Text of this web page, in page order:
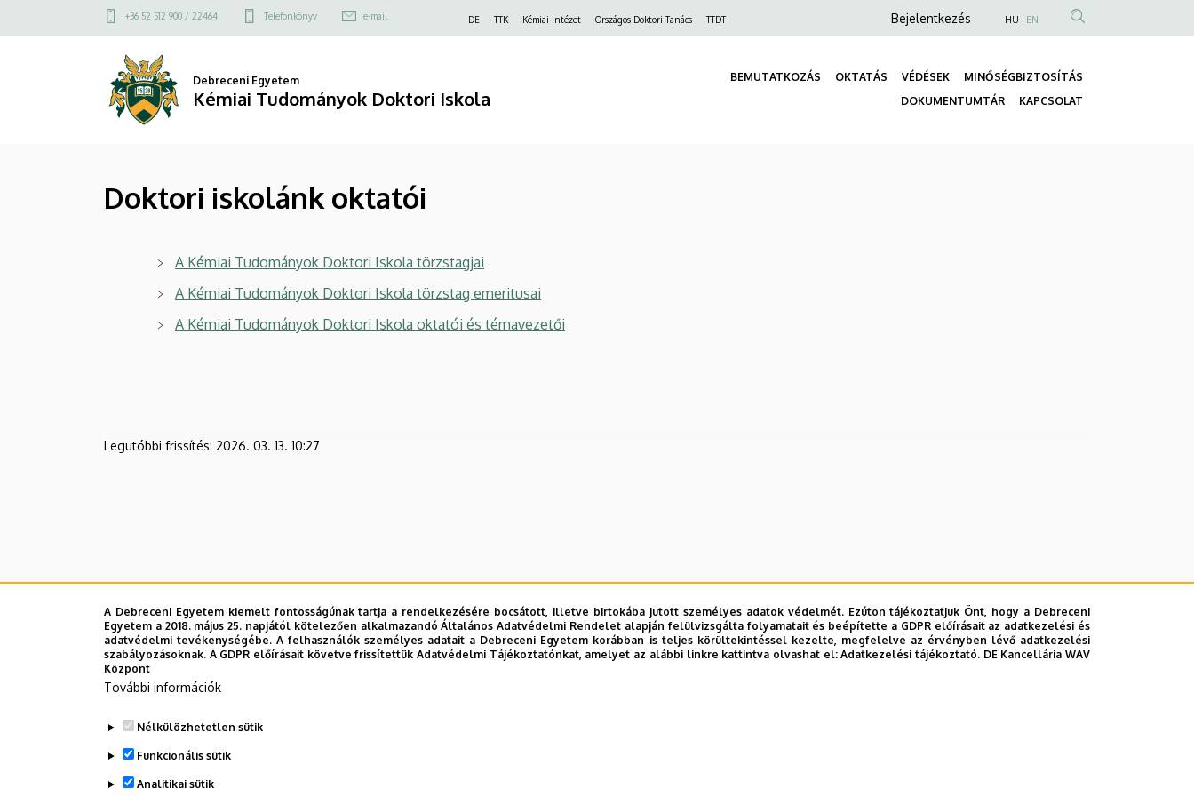
Tudományok
a
Felső
menü
+36 52 512 900 / 22464 Telefonkönyv e-mail
Felső
DE TTK Kémiai Intézet Országos Doktori Tanács TTDT
Anonim
fiók
menüje
Bejelentkezés HU EN
Debreceni Egyetem
Kémiai Tudományok Doktori Iskola
BEMUTATKOZÁS OKTATÁS VÉDÉSEK
MINŐSÉGBIZTOSÍTÁS
DOKUMENTUMTÁR
KAPCSOLAT
Doktori iskolánk oktatói
A Kémiai Tudományok Doktori Iskola törzstagjai
A Kémiai Tudományok Doktori Iskola törzstag emeritusai
A Kémiai Tudományok Doktori Iskola oktatói és témavezetői
Legutóbbi frissítés: 2026. 03. 13. 10:27
A Debreceni Egyetem kiemelt fontosságúnak tartja a rendelkezésére bocsátott, illetve birtokába jutott személyes adatok védelmét. Ezúton tájékoztatjuk Önt, hogy a Debreceni
Egyetem a 2018. május 25. napjától kötelezően alkalmazandó Általános Adatvédelmi Rendelet alapján felülvizsgálta folyamatait és beépítette a GDPR előírásait az adatkezelési és
adatvédelmi tevékenységébe. A felhasználók személyes adatait a Debreceni Egyetem korábban is teljes körültekintéssel kezelte, megfelelve az érvényben lévő adatkezelési
szabályozásoknak. A GDPR előírásait követve frissítettük Adatvédelmi Tájékoztatónkat, amelyet az alábbi linkre kattintva olvashat el:Adatkezelési tájékoztató. DE Kancellária WAV
Központ
További információk
Nélkülözhetetlen sütik
Funkcionális sütik
Analitikai sütik